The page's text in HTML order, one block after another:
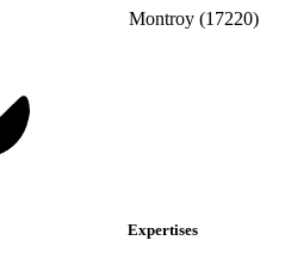
Montroy (17220)
Expertises